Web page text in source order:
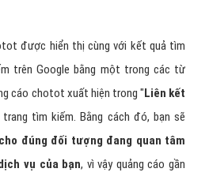
được hiển thị cùng với kết quả tìm
trên Google bằng một trong các từ
cáo chotot xuất hiện trong " Liên kết
trang tìm kiếm. Bằng cách đó, bạn sẽ
đúng đối tượng đang quan tâm
vụ của bạn, vì vậy quảng cáo gần